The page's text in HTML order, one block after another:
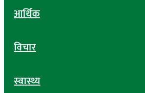
आर्थिक
विचार
स्वास्थ्य